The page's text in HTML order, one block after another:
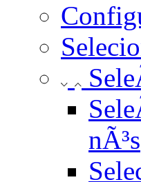
nÃ³s